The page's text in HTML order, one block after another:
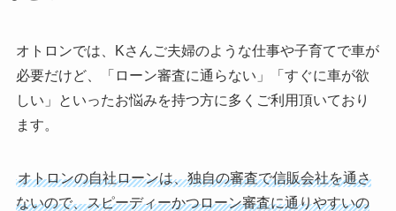
オトロンでは、Kさんご夫婦のような仕事や子育てで車が
必要だけど、「ローン審査に通らない」「すぐに車が欲
しい」といったお悩みを持つ方に多くご利用頂いており
ます。
オトロンの自社ローンは、独自の審査で信販会社を通さ
ないので、スピーディーかつローン審査に通りやすいの